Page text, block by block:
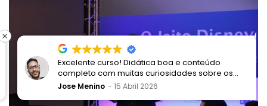
Excelente curso! Didática boa e conteúdo
completo com muitas curiosidades sobre os
processos Disney e a proposta de encantamento
Jose Menino 15 Abril 2026